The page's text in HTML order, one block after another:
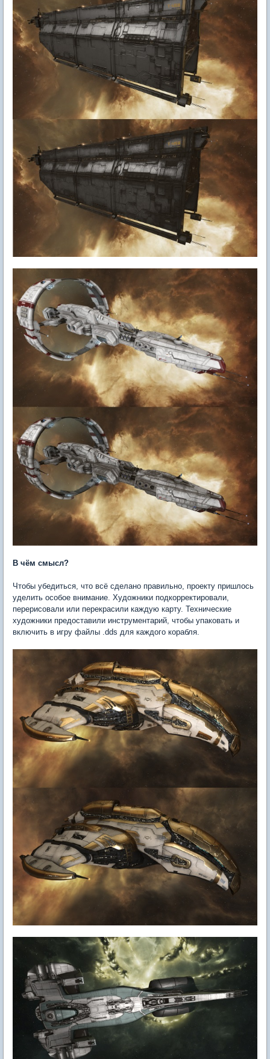
В чём смысл?
Чтобы убедиться, что всё сделано правильно, проекту пришлось
уделить особое внимание. Художники подкорректировали,
перерисовали или перекрасили каждую карту. Технические
художники предоставили инструментарий, чтобы упаковать и
включить в игру файлы .dds для каждого корабля.